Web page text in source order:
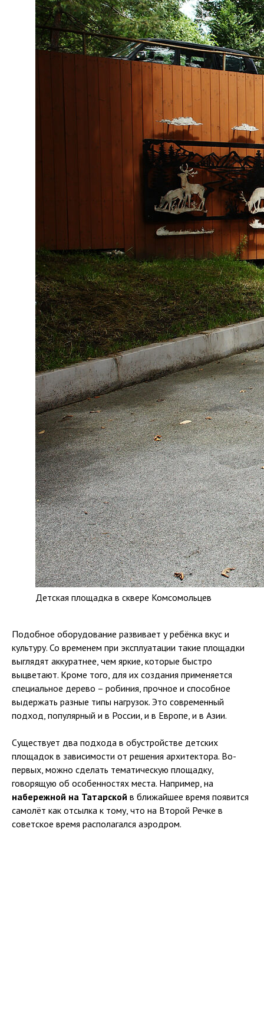
Детская площадка в сквере Комсомольцев
Подобное оборудование развивает у ребёнка вкус и
культуру. Со временем при эксплуатации такие площадки
выглядят аккуратнее, чем яркие, которые быстро
выцветают. Кроме того, для их создания применяется
специальное дерево – робиния, прочное и способное
выдержать разные типы нагрузок. Это современный
подход, популярный и в России, и в Европе, и в Азии.
Существует два подхода в обустройстве детских
площадок в зависимости от решения архитектора. Во-
первых, можно сделать тематическую площадку,
говорящую об особенностях места. Например, на
набережной на Татарской в ближайшее время появится
самолёт как отсылка к тому, что на Второй Речке в
советское время располагался аэродром.